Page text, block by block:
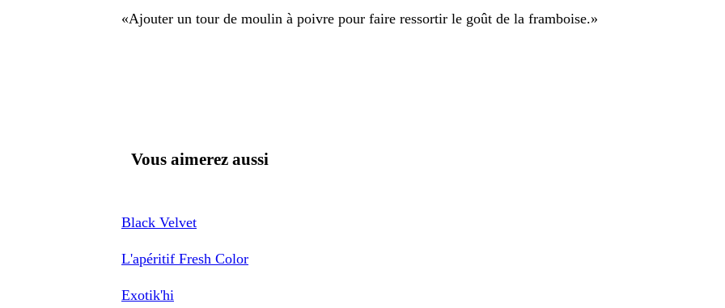
«Ajouter un tour de moulin à poivre pour faire ressortir le goût de la framboise.»
Vous aimerez aussi
Black Velvet
L'apéritif Fresh Color
Exotik'hi